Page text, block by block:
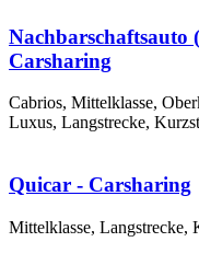
Carsharing
Cabrios, Mittelklasse,
Luxus, Langstrecke,
Quicar - Carsharing
Mittelklasse, Langstrecke,